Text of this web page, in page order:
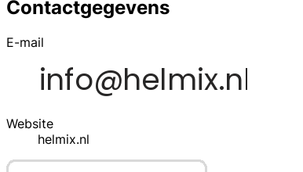
Contactgegevens
E-mail
Website
helmix.nl